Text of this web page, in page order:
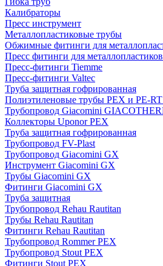
Калибраторы
Пресс инструмент
Металлопластиковые трубы
Обжимные фитинги для
Пресс фитинги для
Пресс-фитинги Tiemme
Пресс-фитинги Valtec
Труба защитная гофрированная
Полиэтиленовые трубы PEX и PE-
Трубопровод Giacomini
Коллекторы Uponor PEX
Труба защитная гофрированная
Трубопровод FV-Plast
Трубопровод Giacomini GX
Инструмент Giacomini GX
Трубы Giacomini GX
Фитинги Giacomini GX
Труба защитная
Трубопровод Rehau Rautitan
Трубы Rehau Rautitan
Фитинги Rehau Rautitan
Трубопровод Rommer PEX
Трубопровод Stout PEX
Фитинги Stout PEX